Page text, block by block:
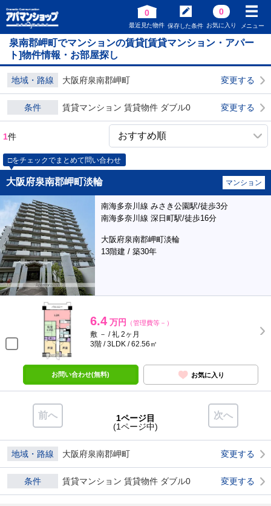
0
最近見た物件 保存した条件
0
お気に入り メニュー
泉南郡岬町でマンションの賃貸[賃貸マンション・アパー
ト]物件情報・お部屋探し
地域・路線 大阪府泉南郡岬町 変更する
条件 賃貸マンション 賃貸物件 ダブル0 変更する
1件
□をチェックでまとめて問い合わせ
大阪府泉南郡岬町淡輪 マンション
南海多奈川線 みさき公園駅/徒歩3分
南海多奈川線 深日町駅/徒歩16分
大阪府泉南郡岬町淡輪
13階建 / 築30年
6.4 万円 （管理費等－）
敷 － / 礼 2ヶ月
3階 / 3LDK / 62.56㎡
お問い合わせ(無料) お気に入り
前へ 次へ
1ページ目
(1ページ中)
地域・路線 大阪府泉南郡岬町 変更する
条件 賃貸マンション 賃貸物件 ダブル0 変更する